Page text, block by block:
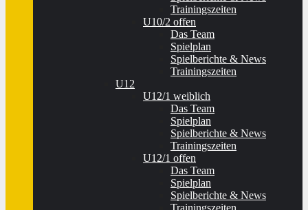
Trainingszeiten
U10/2 offen
Das Team
Spielplan
Spielberichte & News
Trainingszeiten
U12
U12/1 weiblich
Das Team
Spielplan
Spielberichte & News
Trainingszeiten
U12/1 offen
Das Team
Spielplan
Spielberichte & News
Trainingszeiten